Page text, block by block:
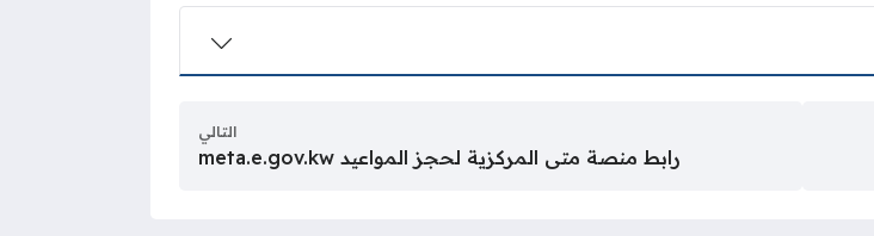
التالي
رابط منصة متى المركزية لحجز المواعيد meta.e.gov.kw